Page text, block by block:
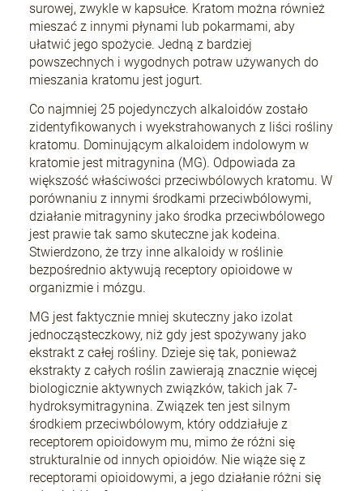
surowej, zwykle w kapsułce. Kratom można również
mieszać z innymi płynami lub pokarmami, aby
ułatwić jego spożycie. Jedną z bardziej
powszechnych i wygodnych potraw używanych do
mieszania kratomu jest jogurt.
Co najmniej 25 pojedynczych alkaloidów zostało
zidentyfikowanych i wyekstrahowanych z liści rośliny
kratomu. Dominującym alkaloidem indolowym w
kratomie jest mitragynina (MG). Odpowiada za
większość właściwości przeciwbólowych kratomu. W
porównaniu z innymi środkami przeciwbólowymi,
działanie mitragyniny jako środka przeciwbólowego
jest prawie tak samo skuteczne jak kodeina.
Stwierdzono, że trzy inne alkaloidy w roślinie
bezpośrednio aktywują receptory opioidowe w
organizmie i mózgu.
MG jest faktycznie mniej skuteczny jako izolat
jednocząsteczkowy, niż gdy jest spożywany jako
ekstrakt z całej rośliny. Dzieje się tak, ponieważ
ekstrakty z całych roślin zawierają znacznie więcej
biologicznie aktywnych związków, takich jak 7-
hydroksymitragynina. Związek ten jest silnym
środkiem przeciwbólowym, który oddziałuje z
receptorem opioidowym mu, mimo że różni się
strukturalnie od innych opioidów. Nie wiąże się z
receptorami opioidowymi, a jego działanie różni się